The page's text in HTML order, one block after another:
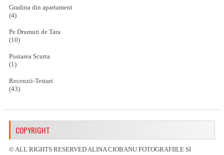
Gradina din apartament
(4)
Pe Drumuri de Tara
(10)
Postarea Scurta
(1)
Recenzii-Testari
(43)
COPYRIGHT
© ALL RIGHTS RESERVED ALINA CIOBANU FOTOGRAFIILE SI